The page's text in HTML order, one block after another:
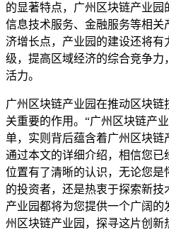
的显著特点，广州区块链产业园
信息技术服务、金融服务等相
济增长点，产业园的建设还将有
级，提高区域经济的综合竞争
活力。
广州区块链产业园在推动区块
关重要的作用。“广州区块链产
单，实则背后蕴含着广州区块链
通过本文的详细介绍，相信您
位置有了清晰的认识，无论您
的投资者，还是热衷于探索新
产业园都将为您提供一个广阔
州区块链产业园，探寻这片创